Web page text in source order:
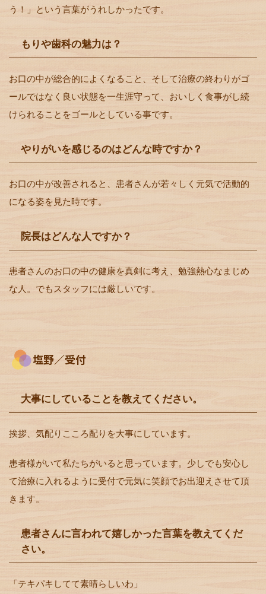
う！」という言葉がうれしかったです。
もりや歯科の魅力は？
お口の中が総合的によくなること、そして治療の終わりがゴ
ールではなく良い状態を一生涯守って、おいしく食事がし続
けられることをゴールとしている事です。
やりがいを感じるのはどんな時ですか？
お口の中が改善されると、患者さんが若々しく元気で活動的
になる姿を見た時です。
院長はどんな人ですか？
患者さんのお口の中の健康を真剣に考え、勉強熱心なまじめ
な人。でもスタッフには厳しいです。
塩野／受付
大事にしていることを教えてください。
挨拶、気配りこころ配りを大事にしています。
患者様がいて私たちがいると思っています。少しでも安心し
て治療に入れるように受付で元気に笑顔でお出迎えさせて頂
きます。
患者さんに言われて嬉しかった言葉を教えてくだ
さい。
「テキパキしてて素晴らしいわ」